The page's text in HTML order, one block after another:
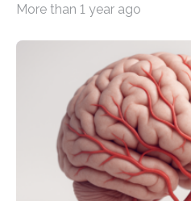
Überplanmäßige
Woche vom
anderem zur Unterstützung
Gemeinschaftsforschung
Innovationsprogramm
Innovationskompetenz
Innovationstag Mittelstand
Berlin überbrachte das
More than 1 year ago